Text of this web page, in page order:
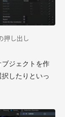
押し出し
ブジェクトを作
したりといっ